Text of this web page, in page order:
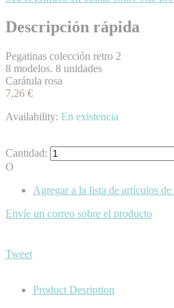
Descripción rápida
Pegatinas colección retro 2
8 modelos. 8 unidades
Carátula rosa
7,26 €
Availability: En existencia
Cantidad:
O
Agregar a la lista de artículos de
Envíe un correo sobre el producto
Tweet
Product Desription